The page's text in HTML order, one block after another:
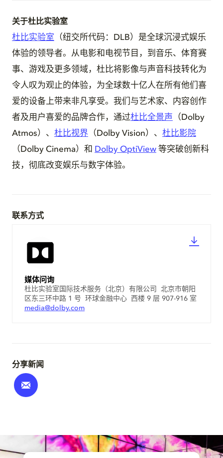
关于杜比实验室
杜比实验室 （纽交所代码：DLB）是全球沉浸式娱乐
体验的领导者。从电影和电视节目，到音乐、体育赛
事、游戏及更多领域，杜比将影像与声音科技转化为
令人叹为观止的体验，为全球数十亿人在所有他们喜
爱的设备上带来非凡享受。我们与艺术家、内容创作
者及用户喜爱的品牌合作，通过杜比全景声
（Dolby
Atmos）、 杜比视界 （Dolby Vision）、 杜比影院
（Dolby Cinema）和 Dolby OptiView 等突破创新科
技，彻底改变娱乐与数字体验。
联系方式
媒体问询
杜比实验室国际技术服务（北京）有限公司 北京市朝阳
区东三环中路 1 号 环球金融中心 西楼 9 层 907-916 室
media@dolby.com
分享新闻